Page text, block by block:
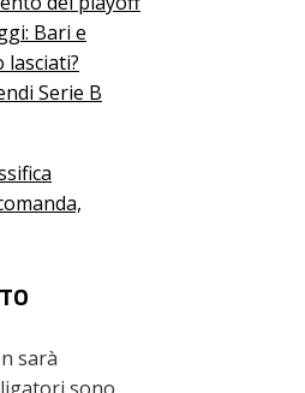
Bari e
lasciati?
sarà